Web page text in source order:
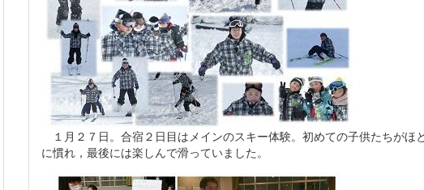
１月２７日。合宿２日目はメインのスキー体験。初めての子供たちがほ
に慣れ，最後には楽しんで滑っていました。